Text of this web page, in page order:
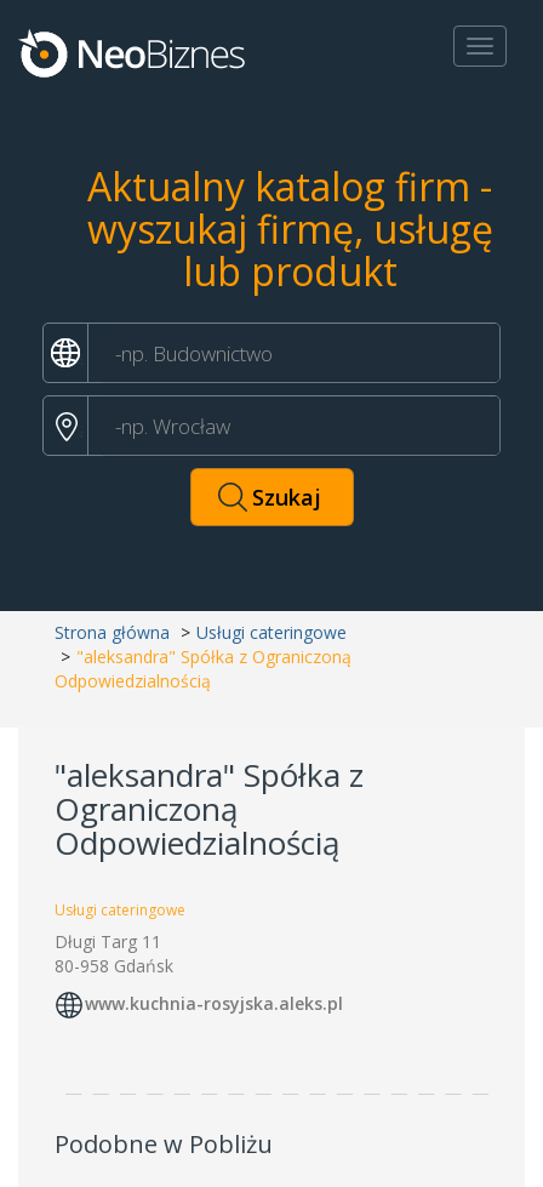
Toggle
Aktualny katalog firm -
wyszukaj firmę, usługę
lub produkt
Strona główna
Usługi cateringowe
"aleksandra" Spółka z Ograniczoną
Odpowiedzialnością
"aleksandra" Spółka z
Ograniczoną
Odpowiedzialnością
Usługi cateringowe
Długi Targ 11
80-958 Gdańsk
www.kuchnia-rosyjska.aleks.pl
Podobne w Pobliżu